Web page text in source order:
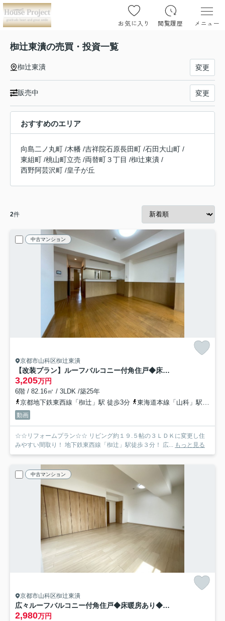
お気に入り 閲覧履歴 メニュー
椥辻東潰の売買・投資一覧
椥辻東潰 変更
販売中 変更
おすすめのエリア
向島二ノ丸町 /木幡 /吉祥院石原長田町 /石田大山町 /
東組町 /桃山町立売 /両替町３丁目 /椥辻東潰 /
西野阿芸沢町 /皇子が丘
2件
中古マンション
京都市山科区椥辻東潰
【改装プラン】ルーフバルコニー付角住戸◆床暖房付◆地下鉄椥辻駅徒歩３分◆イーグルコート椥辻十条
3,205万円
6階 / 82.16㎡ / 3LDK /築25年
京都地下鉄東西線「椥辻」駅 徒歩3分
東海道本線「山科」駅 徒歩33分
動画
☆☆リフォームプラン☆☆ リビング約１９.５帖の３ＬＤＫに変更し住
みやすい間取り！ 地下鉄東西線「椥辻」駅徒歩３分！ 広...
もっと見る
中古マンション
京都市山科区椥辻東潰
広々ルーフバルコニー付角住戸◆床暖房あり◆地下鉄東西線「椥辻」駅徒歩３分◆イーグルコート椥辻十条
2,980万円